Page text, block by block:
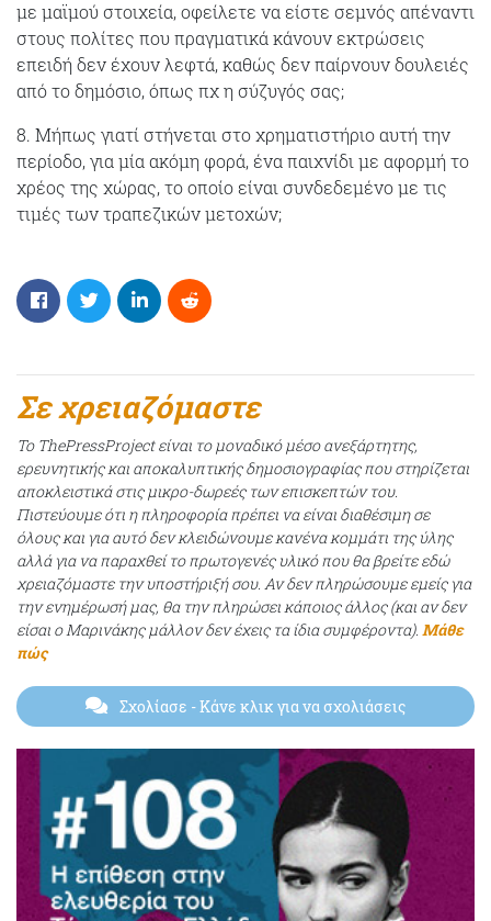
με μαϊμού στοιχεία, οφείλετε να είστε σεμνός απέναντι
στους πολίτες που πραγματικά κάνουν εκτρώσεις
επειδή δεν έχουν λεφτά, καθώς δεν παίρνουν δουλειές
από το δημόσιο, όπως πχ η σύζυγός σας;
8. Μήπως γιατί στήνεται στο χρηματιστήριο αυτή την
περίοδο, για μία ακόμη φορά, ένα παιχνίδι με αφορμή το
χρέος της χώρας, το οποίο είναι συνδεδεμένο με τις
τιμές των τραπεζικών μετοχών;
Σε χρειαζόμαστε
Το ThePressProject είναι το μοναδικό μέσο ανεξάρτητης,
ερευνητικής και αποκαλυπτικής δημοσιογραφίας που στηρίζεται
αποκλειστικά στις μικρο-δωρεές των επισκεπτών του.
Πιστεύουμε ότι η πληροφορία πρέπει να είναι διαθέσιμη σε
όλους και για αυτό δεν κλειδώνουμε κανένα κομμάτι της ύλης
αλλά για να παραχθεί το πρωτογενές υλικό που θα βρείτε εδώ
χρειαζόμαστε την υποστήριξή σου. Αν δεν πληρώσουμε εμείς για
την ενημέρωσή μας, θα την πληρώσει κάποιος άλλος (και αν δεν
είσαι ο Μαρινάκης μάλλον δεν έχεις τα ίδια συμφέροντα). Μάθε
πώς
Σχολίασε - Κάνε κλικ για να σχολιάσεις